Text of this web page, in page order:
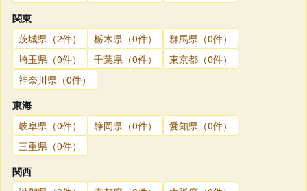
関東
茨城県（2件）
栃木県（0件）
群馬県（0件）
埼玉県（0件）
千葉県（0件）
東京都（0件）
神奈川県（0件）
東海
岐阜県（0件）
静岡県（0件）
愛知県（0件）
三重県（0件）
関西